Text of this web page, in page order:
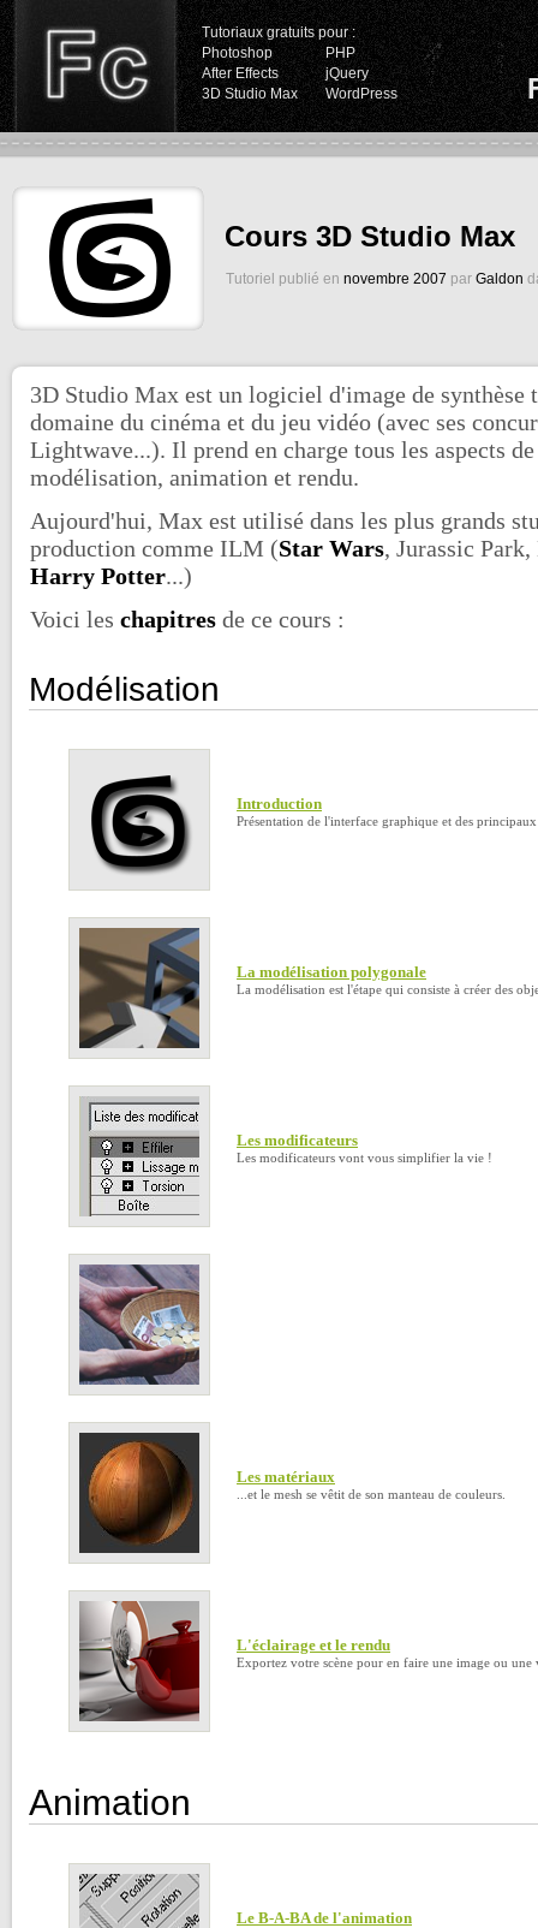
Tutoriaux gratuits pour :
Photoshop
PHP
After Effects
jQuery
3D Studio Max
WordPress
Cours 3D Studio Max
Tutoriel publié en novembre 2007 par Galdon
3D Studio Max est un logiciel d'image de synthèse
domaine du cinéma et du jeu vidéo (avec ses
Lightwave...). Il prend en charge tous les aspects
modélisation, animation et rendu.
Aujourd'hui, Max est utilisé dans les plus grands
production comme ILM (Star Wars, Jurassic
Harry Potter...)
Voici les chapitres de ce cours :
Modélisation
Introduction
Présentation de l'interface graphique et des
La modélisation polygonale
La modélisation est l'étape qui consiste à créer des
Les modificateurs
Les modificateurs vont vous simplifier la vie !
Les matériaux
...et le mesh se vêtit de son manteau de couleurs.
L'éclairage et le rendu
Exportez votre scène pour en faire une image ou une
Animation
Le B-A-BA de l'animation